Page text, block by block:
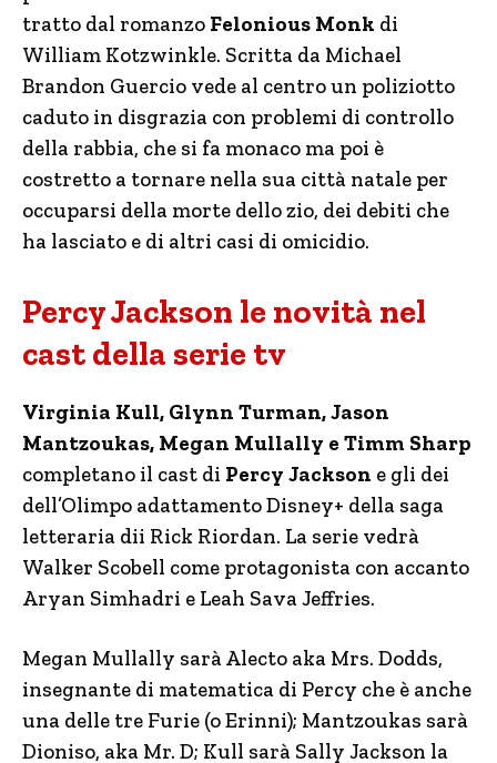
tratto dal romanzo Felonious Monk di
William Kotzwinkle. Scritta da Michael
Brandon Guercio vede al centro un poliziotto
caduto in disgrazia con problemi di controllo
della rabbia, che si fa monaco ma poi è
costretto a tornare nella sua città natale per
occuparsi della morte dello zio, dei debiti che
ha lasciato e di altri casi di omicidio.
Percy Jackson le novità nel
cast della serie tv
Virginia Kull, Glynn Turman, Jason
Mantzoukas, Megan Mullally e Timm Sharp
completano il cast di Percy Jackson e gli dei
dell’Olimpo adattamento Disney+ della saga
letteraria dii Rick Riordan. La serie vedrà
Walker Scobell come protagonista con accanto
Aryan Simhadri e Leah Sava Jeffries.
Megan Mullally sarà Alecto aka Mrs. Dodds,
insegnante di matematica di Percy che è anche
una delle tre Furie (o Erinni); Mantzoukas sarà
Dioniso, aka Mr. D; Kull sarà Sally Jackson la